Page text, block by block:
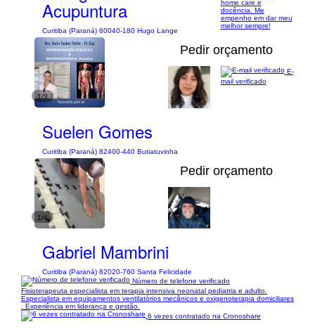
Acupuntura
Curitiba (Paraná) 80040-180 Hugo Lange
1/3
Pedir orçamento
Suelen Gomes
Curitiba (Paraná) 82400-440 Butiatuvinha
home care e
docência. Me
empenho em dar meu
melhor sempre!
1/4
Pedir orçamento
Gabriel Mambrini
Curitiba (Paraná) 82020-760 Santa Felicidade
E-
mail verificado
Número de telefone verificado
Fisioterapeuta especialista em terapia intensiva neonatal pediatria e adulto.
Especialista em equipamentos ventilatórios mecânicos e oxigenoterapia domiciliares
. Experiência em liderança e gestão.
6 vezes contratado na Cronoshare